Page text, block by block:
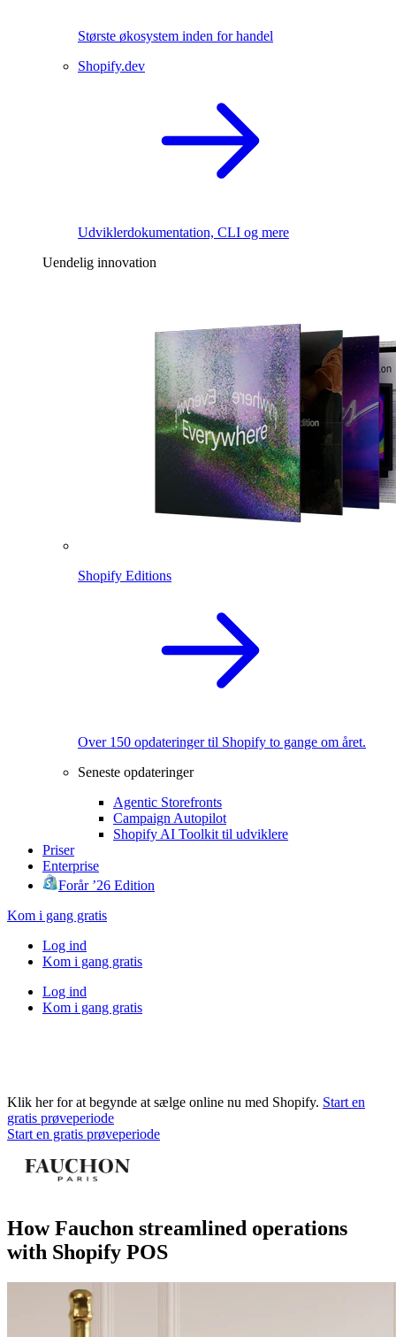
Største økosystem inden for handel
Shopify.dev
Udviklerdokumentation, CLI og mere
Uendelig innovation
Shopify Editions
Over 150 opdateringer til Shopify to gange om året.
Seneste opdateringer
Agentic Storefronts
Campaign Autopilot
Shopify AI Toolkit til udviklere
Priser
Enterprise
Forår ’26 Edition
Kom i gang gratis
Log ind
Kom i gang gratis
Log ind
Kom i gang gratis
Klik her for at begynde at sælge online nu med Shopify. Start en
gratis prøveperiode
Start en gratis prøveperiode
How Fauchon streamlined operations
with Shopify POS